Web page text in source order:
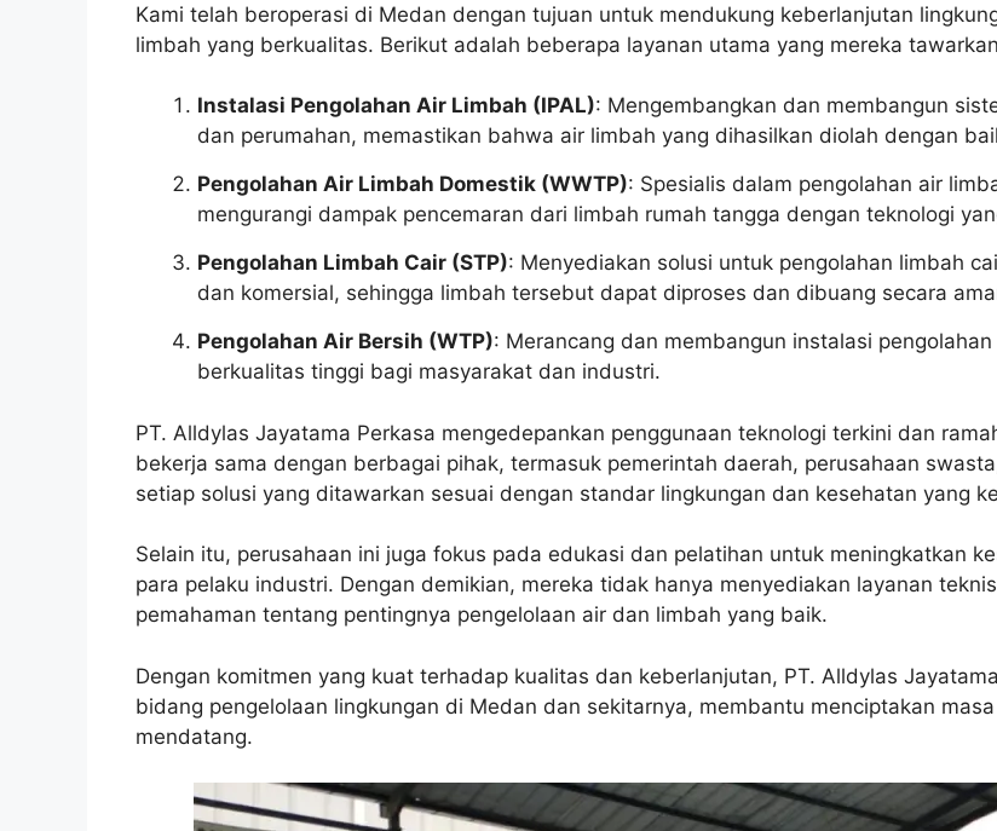
Kami telah beroperasi di Medan dengan tujuan untuk mendukung keberlanjutan
limbah yang berkualitas. Berikut adalah beberapa layanan utama yang mereka
Instalasi Pengolahan Air Limbah (IPAL): Mengembangkan dan membangun
dan perumahan, memastikan bahwa air limbah yang dihasilkan diolah dengan
Pengolahan Air Limbah Domestik (WWTP): Spesialis dalam pengolahan air
mengurangi dampak pencemaran dari limbah rumah tangga dengan teknologi
Pengolahan Limbah Cair (STP): Menyediakan solusi untuk pengolahan limbah
dan komersial, sehingga limbah tersebut dapat diproses dan dibuang secara
Pengolahan Air Bersih (WTP): Merancang dan membangun instalasi
berkualitas tinggi bagi masyarakat dan industri.
PT. Alldylas Jayatama Perkasa mengedepankan penggunaan teknologi terkini dan
bekerja sama dengan berbagai pihak, termasuk pemerintah daerah, perusahaan
setiap solusi yang ditawarkan sesuai dengan standar lingkungan dan kesehatan yang
Selain itu, perusahaan ini juga fokus pada edukasi dan pelatihan untuk meningkatkan
para pelaku industri. Dengan demikian, mereka tidak hanya menyediakan layanan
pemahaman tentang pentingnya pengelolaan air dan limbah yang baik.
Dengan komitmen yang kuat terhadap kualitas dan keberlanjutan, PT. Alldylas
bidang pengelolaan lingkungan di Medan dan sekitarnya, membantu menciptakan
mendatang.